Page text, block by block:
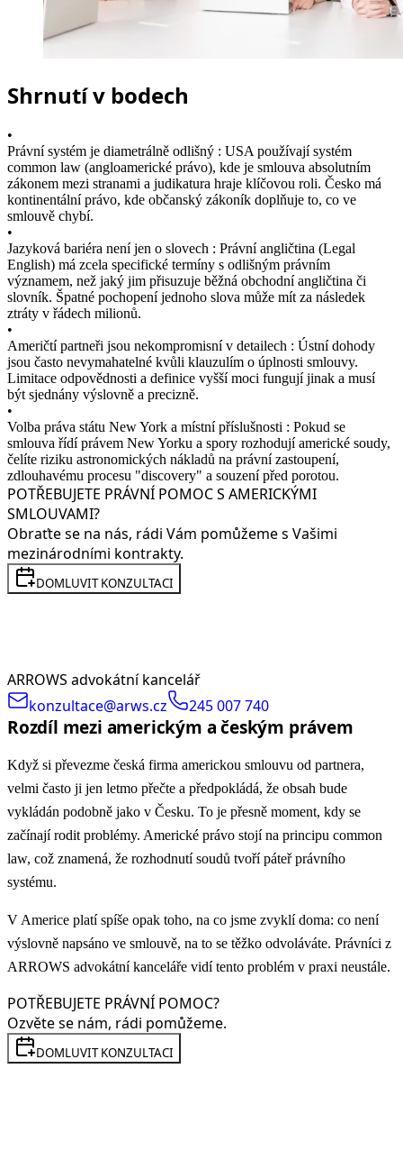
Shrnutí v bodech
•
Právní systém je diametrálně odlišný : USA používají systém
common law (angloamerické právo), kde je smlouva absolutním
zákonem mezi stranami a judikatura hraje klíčovou roli. Česko má
kontinentální právo, kde občanský zákoník doplňuje to, co ve
smlouvě chybí.
•
Jazyková bariéra není jen o slovech : Právní angličtina (Legal
English) má zcela specifické termíny s odlišným právním
významem, než jaký jim přisuzuje běžná obchodní angličtina či
slovník. Špatné pochopení jednoho slova může mít za následek
ztráty v řádech milionů.
•
Američtí partneři jsou nekompromisní v detailech : Ústní dohody
jsou často nevymahatelné kvůli klauzulím o úplnosti smlouvy.
Limitace odpovědnosti a definice vyšší moci fungují jinak a musí
být sjednány výslovně a precizně.
•
Volba práva státu New York a místní příslušnosti : Pokud se
smlouva řídí právem New Yorku a spory rozhodují americké soudy,
čelíte riziku astronomických nákladů na právní zastoupení,
zdlouhavému procesu "discovery" a souzení před porotou.
POTŘEBUJETE PRÁVNÍ POMOC S AMERICKÝMI
SMLOUVAMI?
Obraťte se na nás, rádi Vám pomůžeme s Vašimi
mezinárodními kontrakty.
DOMLUVIT KONZULTACI
ARROWS advokátní kancelář
konzultace@arws.cz
245 007 740
Rozdíl mezi americkým a českým právem
Když si převezme česká firma americkou smlouvu od partnera,
velmi často ji jen letmo přečte a předpokládá, že obsah bude
vykládán podobně jako v Česku. To je přesně moment, kdy se
začínají rodit problémy. Americké právo stojí na principu common
law, což znamená, že rozhodnutí soudů tvoří páteř právního
systému.
V Americe platí spíše opak toho, na co jsme zvyklí doma: co není
výslovně napsáno ve smlouvě, na to se těžko odvoláváte. Právníci z
ARROWS advokátní kanceláře vidí tento problém v praxi neustále.
POTŘEBUJETE PRÁVNÍ POMOC?
Ozvěte se nám, rádi pomůžeme.
DOMLUVIT KONZULTACI